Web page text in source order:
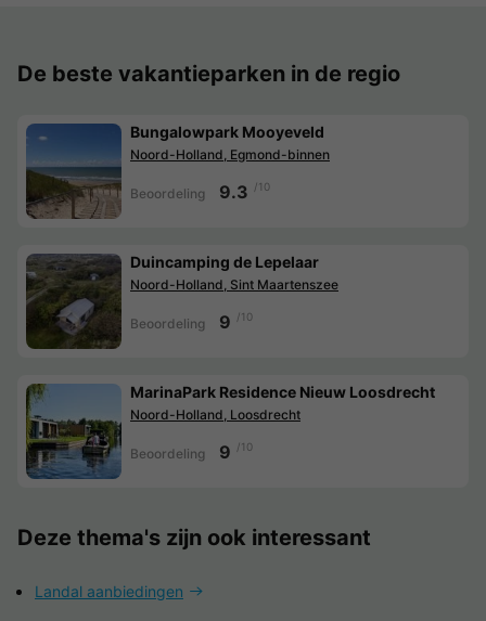
De beste vakantieparken in de regio
Bungalowpark Mooyeveld
Noord-Holland, Egmond-binnen
Beoordeling 9.3 /10
Duincamping de Lepelaar
Noord-Holland, Sint Maartenszee
Beoordeling 9 /10
MarinaPark Residence Nieuw Loosdrecht
Noord-Holland, Loosdrecht
Beoordeling 9 /10
Deze thema's zijn ook interessant
Landal aanbiedingen